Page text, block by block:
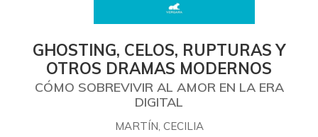
GHOSTING, CELOS, RUPTURAS Y
OTROS DRAMAS MODERNOS
CÓMO SOBREVIVIR AL AMOR EN LA ERA
DIGITAL
MARTÍN, CECILIA